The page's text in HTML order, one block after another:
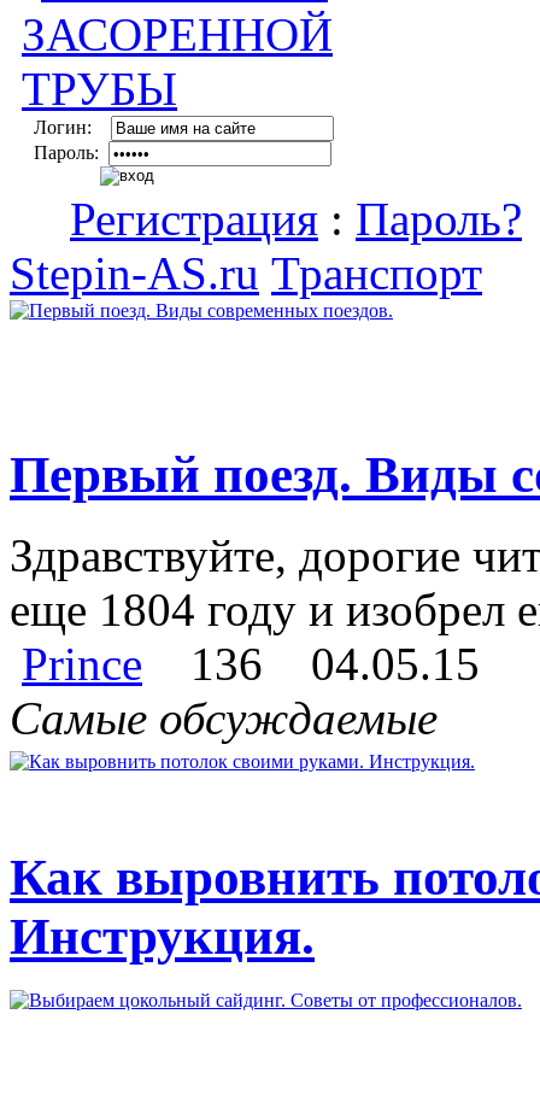
Логин:
Пароль:
Регистрация : Пароль?
Stepin-AS.ru Транспорт
Первый поезд. Виды
Здравствуйте, дорогие
еще 1804 году и изобрел
Prince
136
04.05.15
Самые обсуждаемые
Как выровнить
Инструкция.